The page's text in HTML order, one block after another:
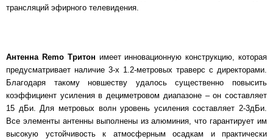
трансляций эфирного телевидения.
Антенна Remo Тритон имеет инновационную конструкцию, которая
предусматривает наличие 3-х 1.2-метровых траверс с директорами.
Благодаря такому новшеству удалось существенно повысить
коэффициент усиления в дециметровом диапазоне – он составляет
15 дБи. Для метровых волн уровень усиления составляет 2-3дБи.
Все элементы антенны выполнены из алюминия, что гарантирует им
высокую устойчивость к атмосферным осадкам и практически